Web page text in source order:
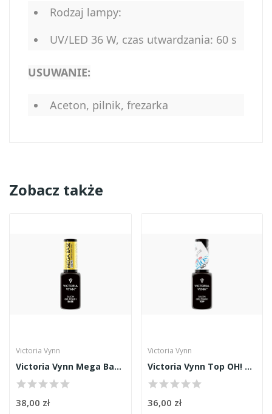
Rodzaj lampy:
UV/LED 36 W, czas utwardzania: 60 s
USUWANIE:
Aceton, pilnik, frezarka
Zobacz także
Victoria Vynn
Victoria Vynn Mega Base Clear 8ml
38,00 zł
Victoria Vynn
Victoria Vynn Top OH! My Gloss 8ml
36,00 zł